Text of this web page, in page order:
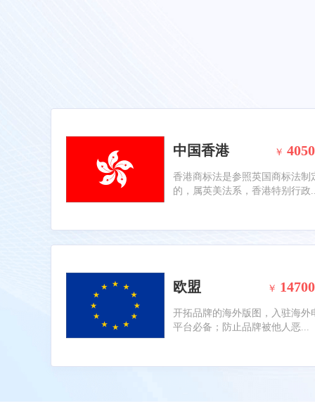
中国香港 ￥ 4050
香港商标法是参照英国商标法制
的，属英美法系，香港特别行政
欧盟 ￥ 14700
开拓品牌的海外版图，入驻海外
平台必备；防止品牌被他人恶...